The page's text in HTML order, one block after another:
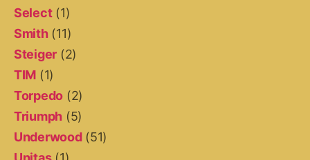
Select(1)
Smith(11)
Steiger (2)
TIM (1)
Torpedo (2)
Triumph (5)
Underwood(51)